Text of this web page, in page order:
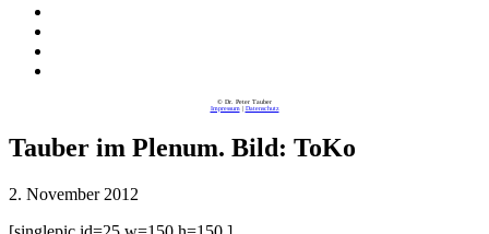
© Dr. Peter Tauber
Impressum| Datenschutz
Tauber im Plenum. Bild: ToKo
2. November 2012